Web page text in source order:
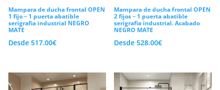
más tiempo. En conclusión, te invitamos a
explorar nuestro catálogo demamparas
de ducha frontales con puertas
precio.
Mampara de ducha frontal OPEN
1 fijo – 1 puerta abatible
serigrafia industrial NEGRO
MATE
Desde 517.00€
Mampara de ducha frontal OPEN
2 fijos – 1 puerta abatible
serigrafia industrial. Acabado
NEGRO MATE
Desde528.00€